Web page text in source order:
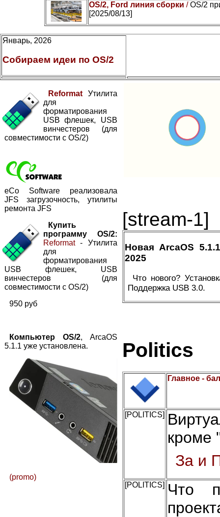
OS/2, Ford линия сборки /OS/2
[2025/08/13]
Январь, 2026
Собираем идеи по OS/2
Reformat Утилита
для
форматирования
USB флешек, USB
винчестеров (для
совместимости с OS/2)
eCo Software реализовала
JFS загрузочность, утилиты
ремонта JFS
Купить
программу OS/2:
Reformat- Утилита
для
форматирования
USB флешек, USB
винчестеров (для
совместимости с OS/2)
950 руб
Компьютер OS/2, ArcaOS
5.1.1 уже установлена.
(promo)
[stream-1]
Новая ArcaOS
2025
Что нового?
Поддержка USB 3.0.
Politics
Главное -
[POLITICS]
кроме
За и
[POLITICS] Что